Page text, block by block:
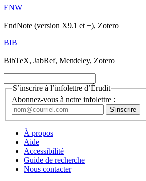
ENW
EndNote (version X9.1 et +), Zotero
BIB
BibTeX, JabRef, Mendeley, Zotero
S’inscrire à l’infolettre d’Érudit
Abonnez-vous à notre infolettre :
À propos
Aide
Accessibilité
Guide de recherche
Nous contacter